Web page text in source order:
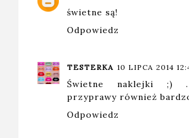
świetne są!
Odpowiedz
TESTERKA 10 LIPCA 2014
Świetne naklejki
przyprawy również
Odpowiedz